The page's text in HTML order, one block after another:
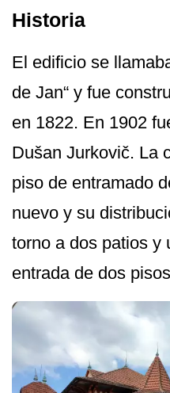
Historia
El edificio se
de Jan“ y fue
en 1822. En 1902
Dušan Jurkovič. La
piso de entramado
nuevo y su
torno a dos patios y
entrada de dos